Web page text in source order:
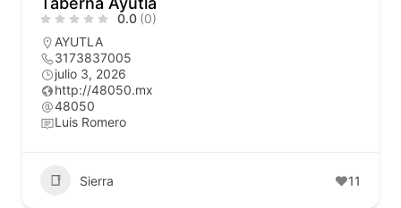
0.0 (0)
AYUTLA
3173837005
julio 3, 2026
http://48050.mx
48050
Luis Romero
Sierra 11